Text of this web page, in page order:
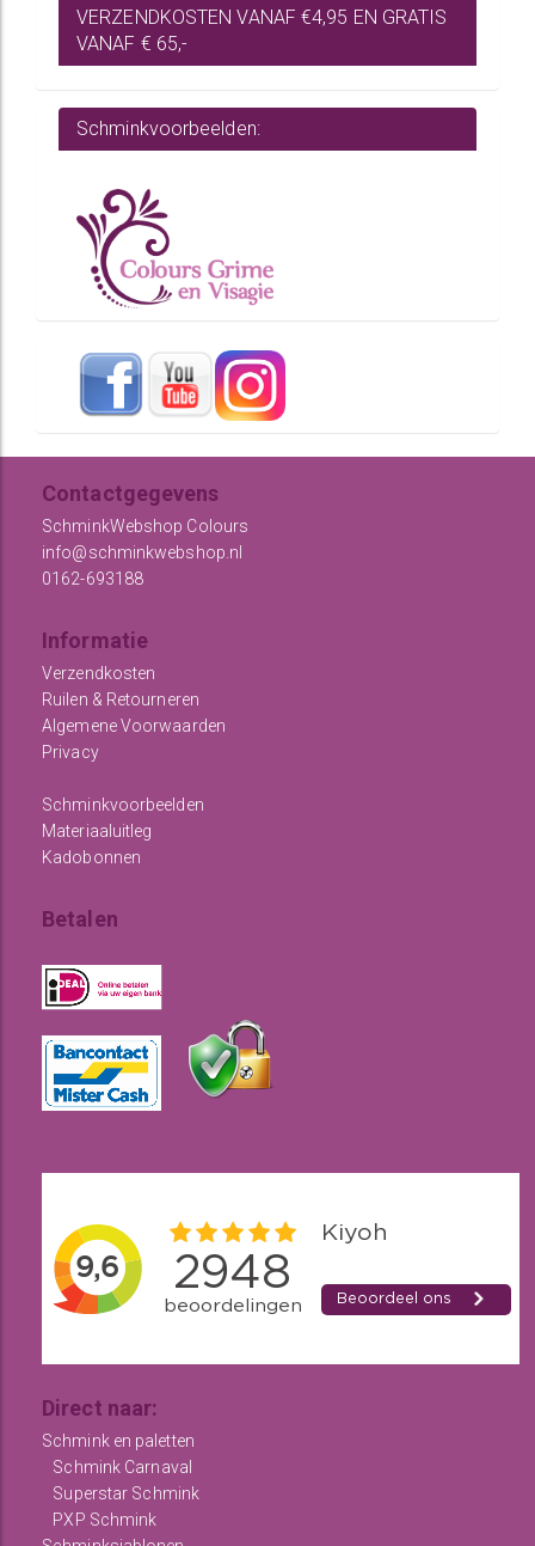
VERZENDKOSTEN VANAF €4,95 EN GRATIS
VANAF € 65,-
Schminkvoorbeelden:
Contactgegevens
SchminkWebshop Colours
info@schminkwebshop.nl
0162-693188
Informatie
Verzendkosten
Ruilen & Retourneren
Algemene Voorwaarden
Privacy
Schminkvoorbeelden
Materiaaluitleg
Kadobonnen
Betalen
Direct naar:
Schmink en paletten
Schmink Carnaval
Superstar Schmink
PXP Schmink